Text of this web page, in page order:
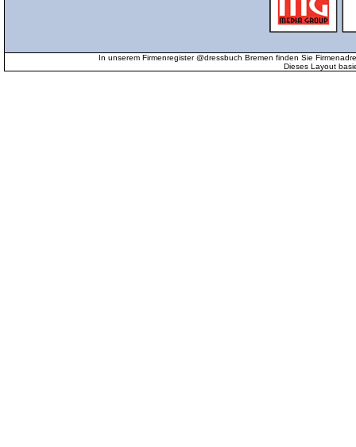
In unserem Firmenregister @dressbuch Bremen finden Sie
Dieses Layout